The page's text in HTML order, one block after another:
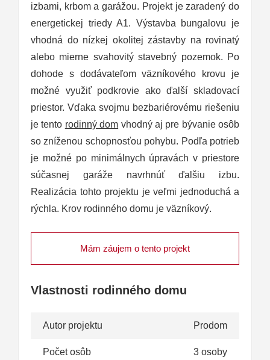
izbami, krbom a garážou. Projekt je zaradený do
energetickej triedy A1. Výstavba bungalovu je
vhodná do nízkej okolitej zástavby na rovinatý
alebo mierne svahovitý stavebný pozemok. Po
dohode s dodávateľom väzníkového krovu je
možné využiť podkrovie ako ďalší skladovací
priestor. Vďaka svojmu bezbariérovému riešeniu
je tento rodinný dom vhodný aj pre bývanie osôb
so zníženou schopnosťou pohybu. Podľa potrieb
je možné po minimálnych úpravách v priestore
súčasnej garáže navrhnúť ďalšiu izbu.
Realizácia tohto projektu je veľmi jednoduchá a
rýchla. Krov rodinného domu je väzníkový.
Mám záujem o tento projekt
Vlastnosti rodinného domu
Autor projektu Prodom
Počet osôb 3 osoby